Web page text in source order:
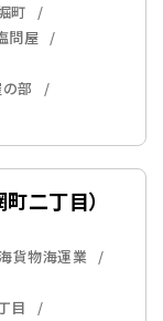
町
問屋
部
二丁目）
貨物海運業
目